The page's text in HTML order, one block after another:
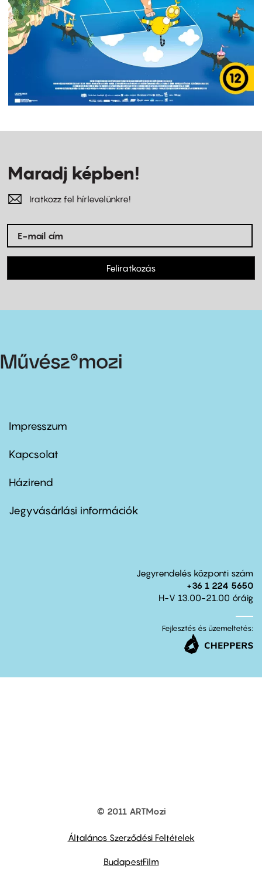
Maradj képben!
Iratkozz fel hírlevelünkre!
Feliratkozás
Footer
first
Impresszum
Kapcsolat
Footer
second
Házirend
Jegyvásárlási információk
Jegyrendelés központi szám
+36 1 224 5650
H-V 13.00-21.00 óráig
Fejlesztés és üzemeltetés:
© 2011 ARTMozi
Általános Szerződési Feltételek
BudapestFilm